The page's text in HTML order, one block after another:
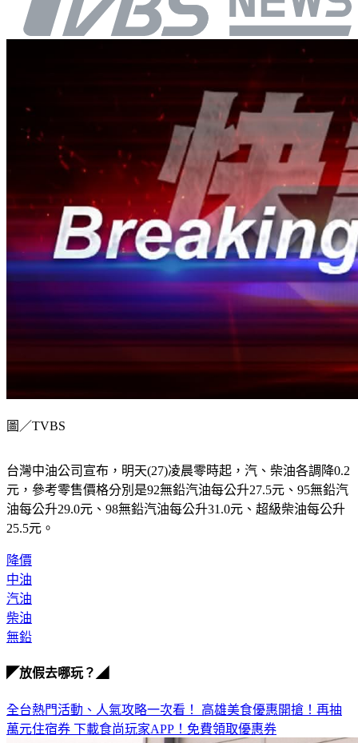
圖／TVBS
台灣中油公司宣布，明天(27)凌晨零時起，汽、柴油各調降0.2
元，參考零售價格分別是92無鉛汽油每公升27.5元、95無鉛汽
油每公升29.0元、98無鉛汽油每公升31.0元、超級柴油每公升
25.5元。
降價
中油
汽油
柴油
無鉛
◤放假去哪玩？◢
全台熱門活動、人氣攻略一次看！ 高雄美食優惠開搶！再抽
萬元住宿券 下載食尚玩家APP！免費領取優惠券